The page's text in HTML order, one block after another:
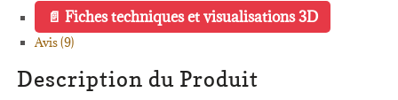
Fiches techniques et visualisations 3D
Avis (9)
Description du Produit